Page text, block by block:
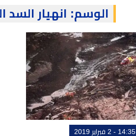
الوسم: انهيار السد
14:35 - 2 فبراير 2019